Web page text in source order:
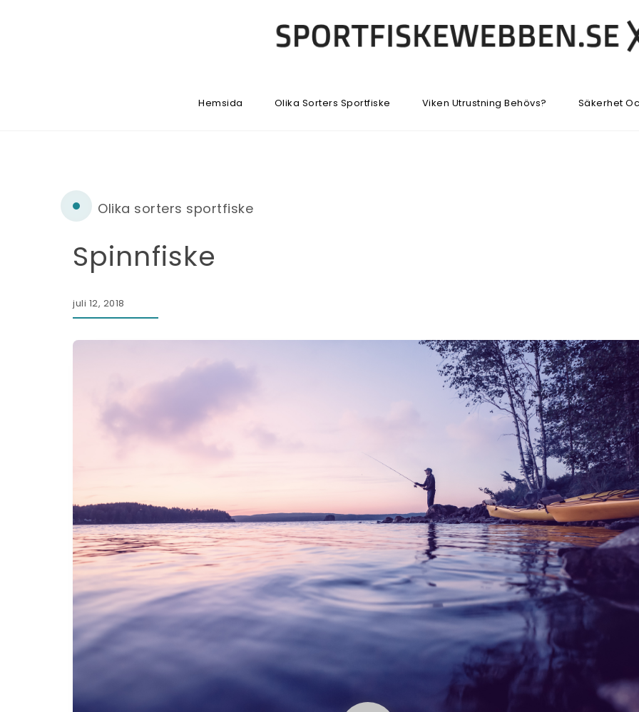
Hemsida Olika Sorters Sportfiske Viken Utrustning Behövs? Säkerhet
Olika sorters sportfiske
Spinnfiske
juli 12, 2018